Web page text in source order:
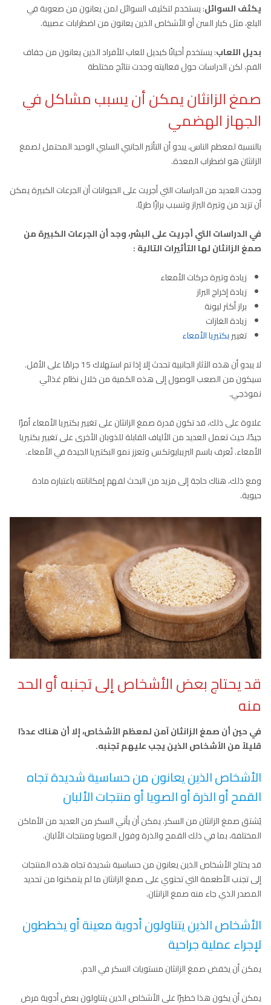
يكثف السوائل: يستخدم لتكثيف السوائل لمن يعانون من صعوبة في
البلع، مثل كبار السن أو الأشخاص الذين يعانون من اضطرابات عصبية.
بديل اللعاب: يستخدم أحيانًا كبديل للعاب للأفراد الذين يعانون من جفاف
الفم، لكن الدراسات حول فعاليته وجدت نتائج مختلطة
صمغ الزانثان يمكن أن يسبب مشاكل في
الجهاز الهضمي
بالنسبة لمعظم الناس، يبدو أن التأثير الجانبي السلبي الوحيد المحتمل لصمغ
الزانثان هو اضطراب المعدة.
وجدت العديد من الدراسات التي أجريت على الحيوانات أن الجرعات الكبيرة يمكن
أن تزيد من وتيرة البراز وتسبب برازًا طريًا.
في الدراسات التي أجريت على البشر، وجد أن الجرعات الكبيرة من
صمغ الزانثان لها التأثيرات التالية :
زيادة وتيرة حركات الأمعاء
زيادة إخراج البراز
براز أكثر ليونة
زيادة الغازات
تغييربكتيريا الأمعاء
لا يبدو أن هذه الآثار الجانبية تحدث إلا إذا تم استهلاك 15 جرامًا على الأقل.
سيكون من الصعب الوصول إلى هذه الكمية من خلال نظام غذائي
نموذجي.
علاوة على ذلك، قد تكون قدرة صمغ الزانثان على تغيير بكتيريا الأمعاء أمرًا
جيدًا، حيث تعمل العديد من الألياف القابلة للذوبان الأخرى على تغيير بكتيريا
الأمعاء. تُعرف باسم البريبايوتكس وتعزز نمو البكتيريا الجيدة في الأمعاء.
ومع ذلك، هناك حاجة إلى مزيد من البحث لفهم إمكانانته باعتباره مادة
حيوية.
قد يحتاج بعض الأشخاص إلى تجنبه أو الحد
منه
في حين أن صمغ الزانثان آمن لمعظم الأشخاص، إلا أن هناك عددًا
قليلاً من الأشخاص الذين يجب عليهم تجنبه.
الأشخاص الذين يعانون من حساسية شديدة تجاه
القمح أو الذرة أو الصويا أو منتجات الألبان
يُشتق صمغ الزانثان من السكر. يمكن أن يأتي السكر من العديد من الأماكن
المختلفة، بما في ذلك القمح والذرة وفول الصويا ومنتجات الألبان.
قد يحتاج الأشخاص الذين يعانون من حساسية شديدة تجاه هذه المنتجات
إلى تجنب الأطعمة التي تحتوي على صمغ الزانثان ما لم يتمكنوا من تحديد
المصدر الذي جاء منه صمغ الزانثان.
الأشخاص الذين يتناولون أدوية معينة أو يخططون
لإجراء عملية جراحية
يمكن أن يخفض صمغ الزانثان مستويات السكر في الدم.
يمكن أن يكون هذا خطيرًا على الأشخاص الذين يتناولون بعض أدوية مرض